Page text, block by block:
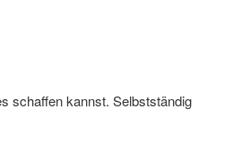
schaffen kannst. Selbstständig